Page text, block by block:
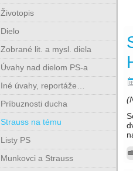
Životopis
Dielo
Zobrané lit. a mysl. diela
Úvahy nad dielom PS-a
Iné úvahy, reportáže…
Príbuznosti ducha
Strauss na tému
Listy PS
Munkovci a Strauss